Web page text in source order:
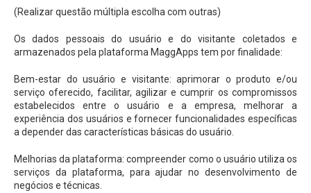
(Realizar questão múltipla escolha com outras)
Os dados pessoais do usuário e do visitante coletados e
armazenados pela plataforma MaggApps tem por finalidade:
Bem-estar do usuário e visitante: aprimorar o produto e/ou
serviço oferecido, facilitar, agilizar e cumprir os compromissos
estabelecidos entre o usuário e a empresa, melhorar a
experiência dos usuários e fornecer funcionalidades específicas
a depender das características básicas do usuário.
Melhorias da plataforma: compreender como o usuário utiliza os
serviços da plataforma, para ajudar no desenvolvimento de
negócios e técnicas.